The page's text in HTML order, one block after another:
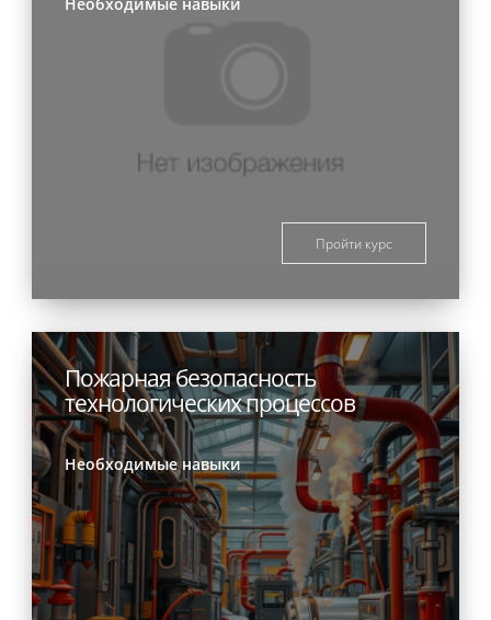
Пройти курс
Пожарная безопасность
технологических процессов
Необходимые навыки